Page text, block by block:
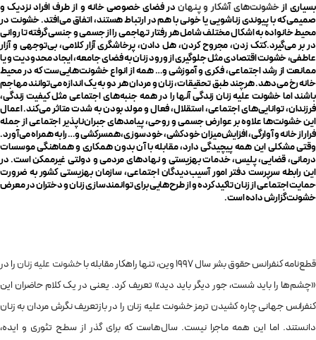
بسیاری ازخشونت‌های آشکار و پنهاندر فضای خصوصی خانه و از طرف افراد نزدیک و
صمیمی که با پیوندی زناشویی یا خونی با هم در ارتباط هستند، اتفاق می‌افتد. خشونت در
محیط خانواده به اشکال مختلف شامل هر رفتار تهاجمی را از جسمی و جنسی گرفته تا روانی
در بر می‌گیرد.کتک زدن، مجروح کردن، هل دادن، پرخاشگری آزار کلامی، بی‌توجهی و آزار
عاطفی، خشونت اقتصادی مثل جلوگیری از ورود زنان به فضای جامعه، ایجاد محدودیت و یا
ممانعت از رشد اجتماعی، فکری و آموزشی و… همه از انواع خشونت‌هایی‌ست که در محیط
خانه رخ می‌دهد. هرچند طبق تحقیقات، زنان و مردان هر دو به یک اندازه می‌توانند مهاجم
باشند اما خشونت علیه زنان زندگی آنها را در همه جنبه‌های اجتماعی مثل کیفیت زندگی،
فرزندان، توانایی‌های اجتماعی، استقلال، فعال و مولد بودن به شدت متاثر می‌کند. اعمال
این خشونت‌ها علاوه بر عوارض جسمی و روحی، پیامدهای جبران‌ناپذیر اجتماعی از جمله
فرار از خانه و آوارگی، افزایش میزان خودکشی، خودسوزی، همسرکشی و‌… را به همراه می‌آورد.
وقتی مشکلی این همه پیچیدگی دارد، مقابله با آن بدون همکاری و هماهنگی موسسات
درمانی، قضایی، پلیس، خدمات بهزیستی و نهادهای مردمی و دولتی غیرممکن است. در
این رابطه سرپرست دفتر امور آسیب‌دیدگان اجتماعی، سازمان بهزیستی کشور به ضرورت
حمایت اجتماعی از زنان تاکید کرده و از طرح‌هایی برای توانمندسازی زنان و دختران در معرض
خشونت گزارش داده است.
قطع‌نامه کنفرانس حقوق بشر سال ۱۹۹۷ وین، تنها راهکار مقابله با خشونت علیه زنانرا در
«چشم‌ها را باید شست، جور دیگر باید دید» تعریف کرد. یعنی در یک کلام حاضران این
کنفرانس جهانی چاره کشیدن ترمز خشونت علیه زنان را در بازتعریف نگرش مردان به زنان
دانستند. اما این همه ماجرا نیست. سال‌هاست که برای گذر از سطح تئوری و ایده،